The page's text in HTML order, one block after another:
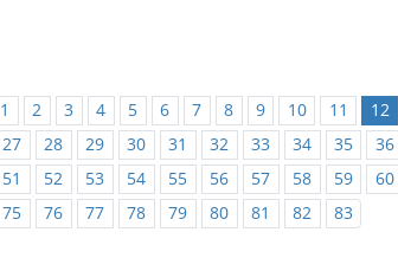
1 2 3 4 5 6 7 8 9 10 11 12
27
28 29 30 31 32 33 34 35 36
51
52 53 54 55 56 57 58 59 60
75
76 77 78 79 80 81 82 83